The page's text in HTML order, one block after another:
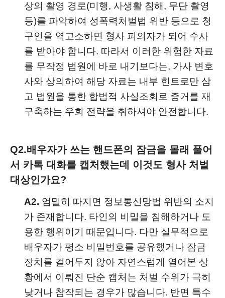
상의 촬영 경로(미행, 사생활 침해, 무단 촬영
등)를 파악하여 성폭력처벌법 위반 등으로 청
구인을 역고소하면 형사 피의자가 되어 수사
를 받아야 합니다. 따라서 이러한 위험한 자료
를 무작정 법원에 바로 내기보다는, 가사 변호
사와 상의하여 해당 자료는 내부 힌트로만 삼
고 법원을 통한 합법적 사실조회로 증거를 재
구축하는 우회 전략을 취하셔야 안전합니다.
Q2.배우자가 쓰는 핸드폰의 잠금을 몰래 풀어
서 카톡 대화를 캡처했는데 이것도 형사 처벌
대상인가요?
A2. 엄밀히 따지면 정보통신망법 위반의 소지
가 존재합니다. 타인의 비밀을 침해하거나 도
용한 행위이기 때문입니다. 다만 실무적으로
배우자가 평소 비밀번호를 공유했거나 잠금
장치를 걸어두지 않아 자연스럽게 열어본 상
황에서 이뤄진 단순 캡처는 처벌 수위가 극히
낮거나 참작되는 경우가 많습니다. 반면 특수